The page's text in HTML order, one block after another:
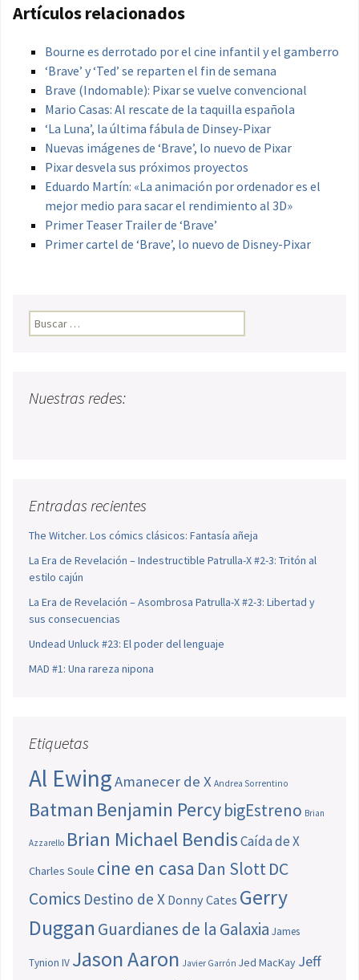
Artículos relacionados
Bourne es derrotado por el cine infantil y el gamberro
‘Brave’ y ‘Ted’ se reparten el fin de semana
Brave (Indomable): Pixar se vuelve convencional
Mario Casas: Al rescate de la taquilla española
‘La Luna’, la última fábula de Dinsey-Pixar
Nuevas imágenes de ‘Brave’, lo nuevo de Pixar
Pixar desvela sus próximos proyectos
Eduardo Martín: «La animación por ordenador es el
mejor medio para sacar el rendimiento al 3D»
Primer Teaser Trailer de ‘Brave’
Primer cartel de ‘Brave’, lo nuevo de Disney-Pixar
Buscar:
Nuestras redes:
Entradas recientes
The Witcher. Los cómics clásicos: Fantasía añeja
La Era de Revelación – Indestructible Patrulla-X #2-3: Tritón al
estilo cajún
La Era de Revelación – Asombrosa Patrulla-X #2-3: Libertad y
sus consecuencias
Undead Unluck #23: El poder del lenguaje
MAD #1: Una rareza nipona
Etiquetas
Al EwingAmanecer de X Andrea Sorrentino
Batman Benjamin PercybigEstreno Brian
Azzarello Brian Michael BendisCaída de X
Charles Soule cine en casa Dan SlottDC
Comics Destino de X Donny Cates Gerry
Duggan Guardianes de la Galaxia James
Tynion IV Jason Aaron Javier Garrón Jed MacKay Jeff